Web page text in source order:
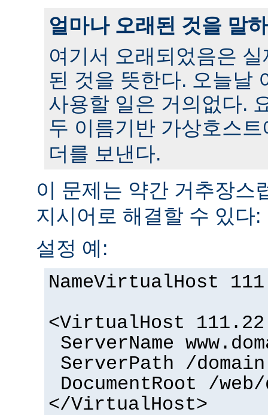
얼마나 오래된 것을 말
여기서 오래되었음은
된 것을 뜻한다. 오늘날
사용할 일은 거의없다.
두 이름기반 가상호스
더를 보낸다.
이 문제는 약간 거추장스
지시어로 해결할 수 있다:
설정 예:
NameVirtualHost
<VirtualHost
ServerName
ServerPath /domain
DocumentRoot /web/
</VirtualHost>